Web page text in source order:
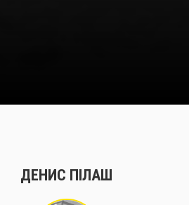
ДЕНИС ПІЛАШ